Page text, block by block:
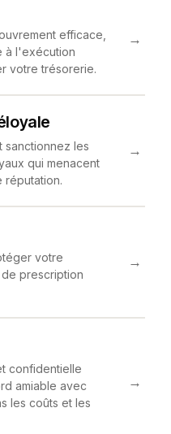
efficace,
à l'exécution
votre trésorerie.
→
les
qui menacent
réputation.
→
votre
prescription
→
confidentielle
amiable avec
les coûts et les
→